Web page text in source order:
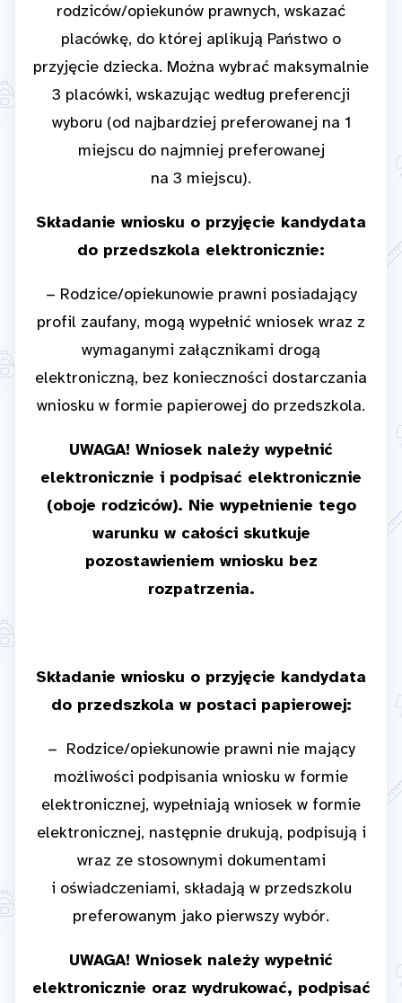
rodziców/opiekunów prawnych, wskazać
placówkę, do której aplikują Państwo o
przyjęcie dziecka. Można wybrać maksymalnie
3 placówki, wskazując według preferencji
wyboru (od najbardziej preferowanej na 1
miejscu do najmniej preferowanej
na 3 miejscu).
Składanie wniosku o przyjęcie kandydata
do przedszkola elektronicznie:
− Rodzice/opiekunowie prawni posiadający
profil zaufany, mogą wypełnić wniosek wraz z
wymaganymi załącznikami drogą
elektroniczną, bez konieczności dostarczania
wniosku w formie papierowej do przedszkola.
UWAGA! Wniosek należy wypełnić
elektronicznie i podpisać elektronicznie
(oboje rodziców). Nie wypełnienie tego
warunku w całości skutkuje
pozostawieniem wniosku bez
rozpatrzenia.
Składanie wniosku o przyjęcie kandydata
do przedszkola w postaci papierowej:
− Rodzice/opiekunowie prawni nie mający
możliwości podpisania wniosku w formie
elektronicznej, wypełniają wniosek w formie
elektronicznej, następnie drukują, podpisują i
wraz ze stosownymi dokumentami
i oświadczeniami, składają w przedszkolu
preferowanym jako pierwszy wybór.
UWAGA! Wniosek należy wypełnić
elektronicznie oraz wydrukować, podpisać